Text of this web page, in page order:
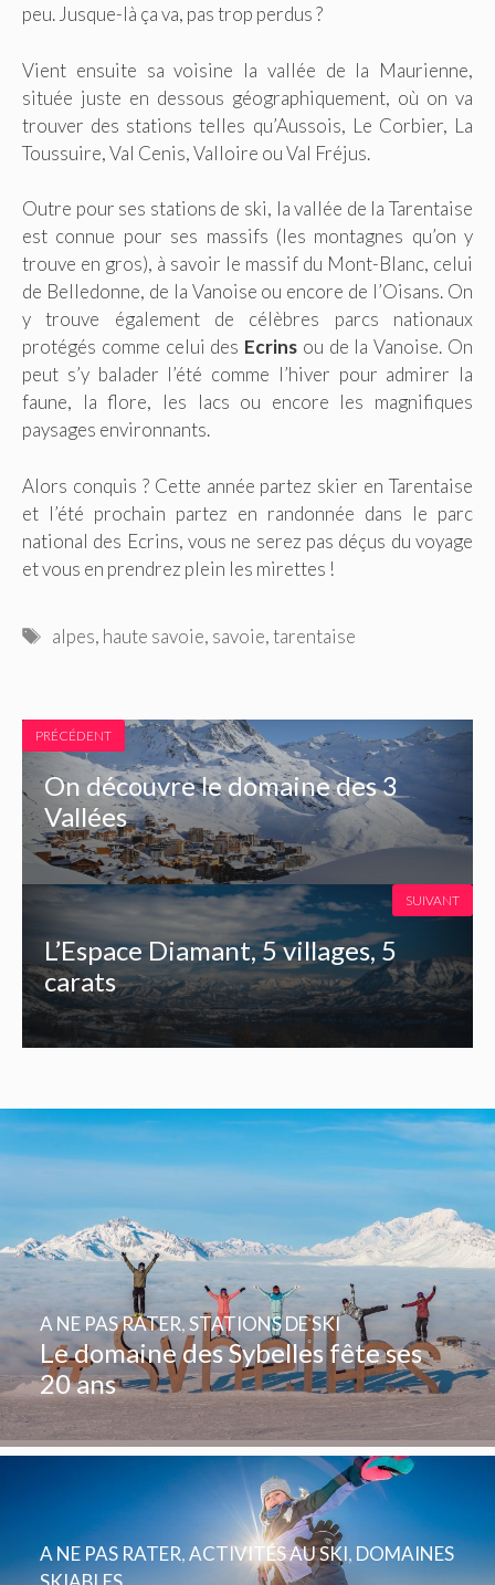
peu. Jusque-là ça va, pas trop perdus ?
Vient ensuite sa voisine la vallée de la Maurienne,
située juste en dessous géographiquement, où on va
trouver des stations telles qu’Aussois, Le Corbier, La
Toussuire, Val Cenis, Valloire ou Val Fréjus.
Outre pour ses stations de ski, la vallée de la Tarentaise
est connue pour ses massifs (les montagnes qu’on y
trouve en gros), à savoir le massif du Mont-Blanc, celui
de Belledonne, de la Vanoise ou encore de l’Oisans. On
y trouve également de célèbres parcs nationaux
protégés comme celui des Ecrins ou de la Vanoise. On
peut s’y balader l’été comme l’hiver pour admirer la
faune, la flore, les lacs ou encore les magnifiques
paysages environnants.
Alors conquis ? Cette année partez skier en Tarentaise
et l’été prochain partez en randonnée dans le parc
national des Ecrins, vous ne serez pas déçus du voyage
et vous en prendrez plein les mirettes !
Étiquettes
alpes, haute savoie, savoie,tarentaise
PRÉCÉDENT
On découvre le domaine des 3
Vallées
L’Espace Diamant, 5 villages, 5
carats
SUIVANT
Le domaine des Sybelles fête ses
20 ans
A NE PAS RATER,STATIONS DE SKI
A NE PAS RATER,ACTIVITÉS AU SKI, DOMAINES